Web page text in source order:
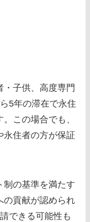
子供、高度専門
5年の滞在で永住
この場合でも、
永住者の方が保証
制の基準を満たす
の貢献が認められ
できる可能性も